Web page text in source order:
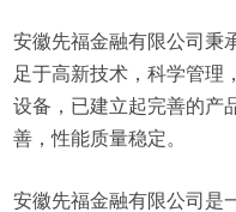
安徽先福金融有限公司秉
足于高新技术，科学管理
设备，已建立起完善的产
善，性能质量稳定。
安徽先福金融有限公司是